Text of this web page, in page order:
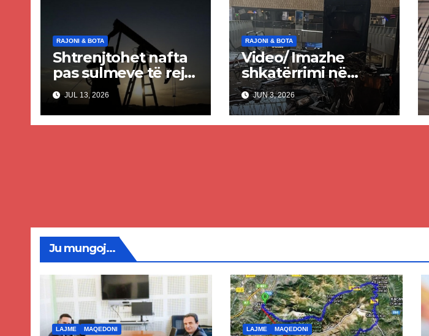
RAJONI & BOTA
Shtrenjtohet nafta
pas sulmeve të reja
SHBA–Iran
JUL 13, 2026
RAJONI & BOTA
Video/ Imazhe
shkatërrimi në
aeroportin e
Kuvajtit pas sulmit
iranian, një i vdekur
JUN 3, 2026
Ju mungoj...
LAJME MAQEDONI LAJME MAQEDONI